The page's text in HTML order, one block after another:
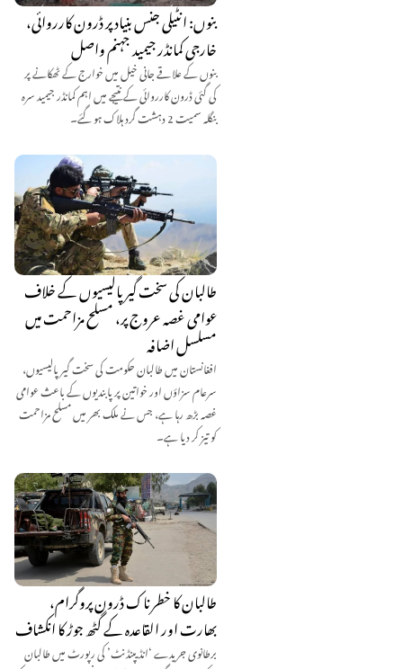
بنوں: انٹیلی جنس بنیاد پر ڈرون کارروائی،
خارجی کمانڈر جیمید جہنم واصل
بنوں کے علاقے جانی خیل میں خوارج کے ٹھکانے پر
کی گئی ڈرون کارروائی کے نتیجے میں اہم کمانڈر جیمید سرہ
بنگلہ سمیت 2 دہشت گرد ہلاک ہو گئے۔
طالبان کی سخت گیر پالیسیوں کے خلاف
عوامی غصہ عروج پر، مسلح مزاحمت میں
مسلسل اضافہ
افغانستان میں طالبان حکومت کی سخت گیر پالیسیوں،
سرعام سزاؤں اور خواتین پر پابندیوں کے باعث عوامی
غصہ بڑھ رہا ہے، جس نے ملک بھر میں مسلح مزاحمت
کو تیز کر دیا ہے۔
طالبان کا خطرناک ڈرون پروگرام،
بھارت اور القاعدہ کے گٹھ جوڑ کا انکشاف
برطانوی جریدے ‘انڈیپنڈنٹ’ کی رپورٹ میں طالبان